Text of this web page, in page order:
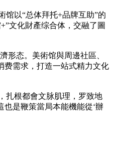
馆以“总体拜托+品牌互助”的
文化財產综合体，交融了圖
形态。美術馆與周邊社區、
费需求，打造一站式精力文化
扎根都會文脉肌理，罗致地
是鞭策當局本能機能從‘辦